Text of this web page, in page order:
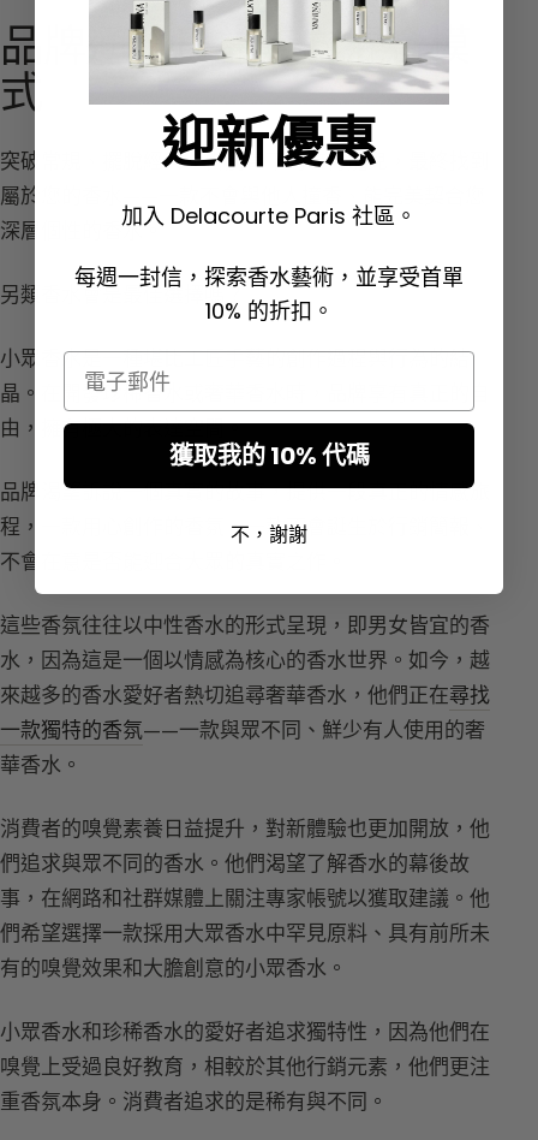
品牌通路日益走向混合模
式
突破常規、擺脫經典、告別當下的流行寵兒，最終找到
屬於您的香水——一款不會與他人撞香、能完美契合您
深層個性的香水。
另類香水會是最佳選擇嗎？
小眾香水是一種堪比工匠手藝的創作過程與行為的結
晶。在開發珍稀香水或奢華香水時，品牌享有真正的自
由，擁有極大的表達空間。
品牌渴望訴說一個真實的故事，提供一段真正的情感旅
程，一款用心創作的香氛，一款不會誕生於行銷簡報、
不會在意是否能迎合大眾的真實之作。
這些香氛往往以中性香水的形式呈現，即男女皆宜的香
水，因為這是一個以情感為核心的香水世界。如今，越
來越多的香水愛好者熱切追尋奢華香水，他們正在尋找
一款獨特的香氛——一款與眾不同、鮮少有人使用的奢
華香水。
消費者的嗅覺素養日益提升，對新體驗也更加開放，他
們追求與眾不同的香水。他們渴望了解香水的幕後故
事，在網路和社群媒體上關注專家帳號以獲取建議。他
們希望選擇一款採用大眾香水中罕見原料、具有前所未
有的嗅覺效果和大膽創意的小眾香水。
小眾香水和珍稀香水的愛好者追求獨特性，因為他們在
嗅覺上受過良好教育，相較於其他行銷元素，他們更注
重香氛本身。消費者追求的是稀有與不同。
迎新優惠
加入 Delacourte Paris 社區。
每週一封信，探索香水藝術，並享受首單
10% 的折扣。
Email
獲取我的 10% 代碼
不，謝謝